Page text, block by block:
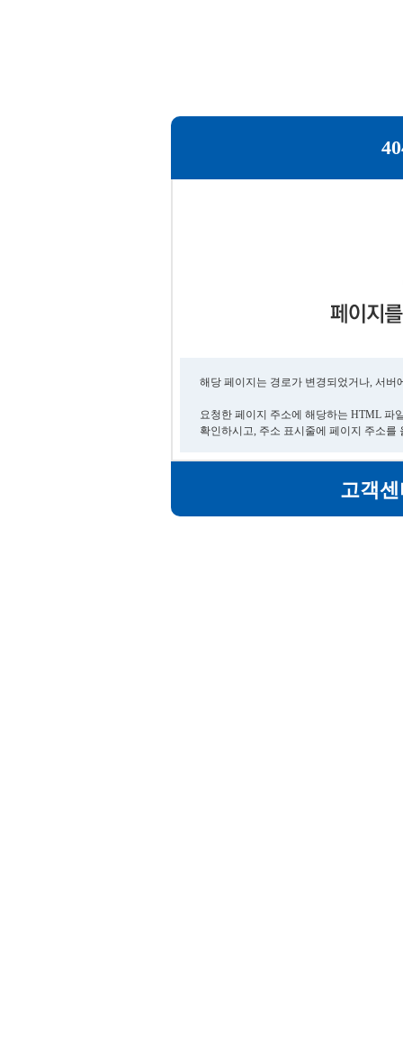
해당 페이지는 경로가 변경되었거나, 서
요청한 페이지 주소에 해당하는 HTML 파
확인하시고, 주소 표시줄에 페이지 주소
고객